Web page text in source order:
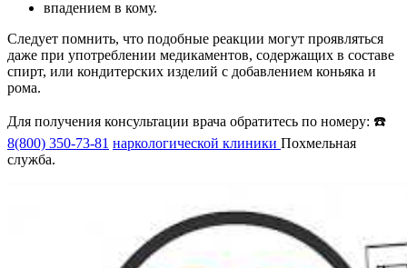
впадением в кому.
Следует помнить, что подобные реакции могут проявляться
даже при употреблении медикаментов, содержащих в составе
спирт, или кондитерских изделий с добавлением коньяка и
рома.
Для получения консультации врача обратитесь по номеру: ☎️
8(800) 350-73-81 наркологической клиники Похмельная
служба.